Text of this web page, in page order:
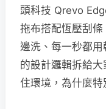
頭科技 Qrevo
拖布搭配恆壓刮
邊洗、每一秒都
的設計邏輯拆給
住環境，為什麼特